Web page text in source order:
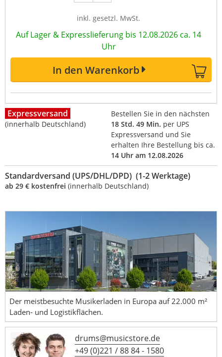
inkl. gesetzl. MwSt.
Auf Lager & Expresslieferung bis 12.08.2026 ca. 14
Uhr
In den Warenkorb
Expressversand
(innerhalb Deutschland)
Bestellen Sie in den nächsten
18 Std. 49 Min. per UPS
Expressversand und Sie
erhalten Ihre Bestellung bis ca.
14 Uhr am 12.08.2026
Standardversand (UPS/DHL/DPD) (1-2 Werktage)
ab 29 € kostenfrei (innerhalb Deutschland)
Der meistbesuchte Musikerladen in Europa auf 22.000 m²
Laden- und Logistikflächen.
drums@musicstore.de
+49 (0)221 / 88 84 - 1580